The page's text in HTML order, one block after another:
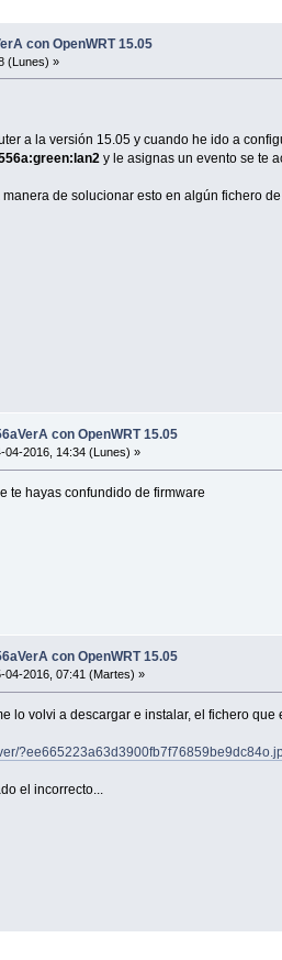
con OpenWRT 15.05
(Lunes) »
a la versión 15.05 y cuando he ido a
y le asignas un evento se te
de solucionar esto en algún fichero
con OpenWRT 15.05
04-2016, 14:34 (Lunes) »
te hayas confundido de firmware
con OpenWRT 15.05
04-2016, 07:41 (Martes) »
lo volvi a descargar e instalar, el fichero
el incorrecto...